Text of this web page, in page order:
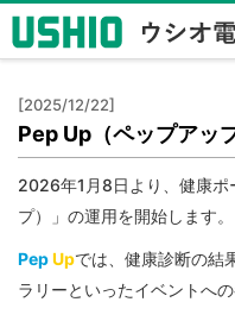
健保
のし
くみ
Insurance
System
健保
の給
[2025/12/22]
Pep Up（ペップアッ
2026年1月8日より、健康ポ
プ）」の運用を開始します。
PepUpでは、健康診断の結
ラリーといったイベントへの